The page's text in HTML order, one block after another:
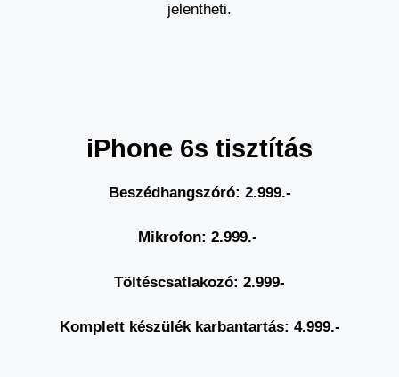
jelentheti.
iPhone 6s tisztítás
Beszédhangszóró: 2.999.-
Mikrofon: 2.999.-
Töltéscsatlakozó: 2.999-
Komplett készülék karbantartás: 4.999.-